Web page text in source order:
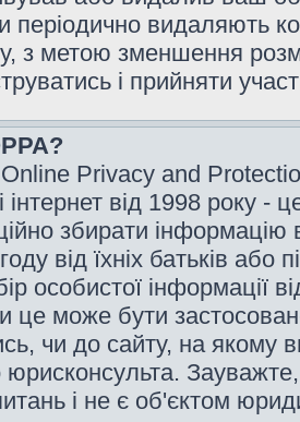
періодично видаляють
з метою зменшення
і прийняти
Privacy and
інтернет від 1998 року -
збирати інформацію
від їхніх батьків або
особистої інформації
це може бути
чи до сайту, на якому
і не є об'єктом